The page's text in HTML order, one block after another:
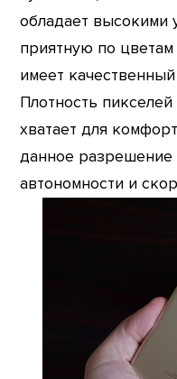
обладает высокими
приятную по
имеет
Плотность
хватает для
данное разрешение
автономности и